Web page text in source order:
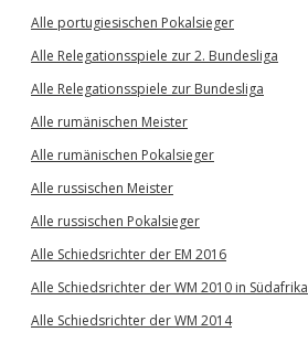
Alle portugiesischen Pokalsieger
Alle Relegationsspiele zur 2. Bundesliga
Alle Relegationsspiele zur Bundesliga
Alle rumänischen Meister
Alle rumänischen Pokalsieger
Alle russischen Meister
Alle russischen Pokalsieger
Alle Schiedsrichter der EM 2016
Alle Schiedsrichter der WM 2010 in Südafrika
Alle Schiedsrichter der WM 2014